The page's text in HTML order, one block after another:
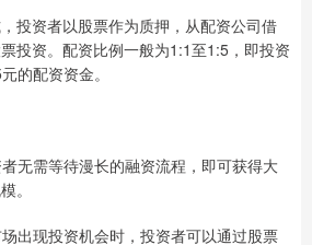
投资者以股票作为质押，从配资公司借
投资。配资比例一般为1:1至1:5，即投资
的配资资金。
无需等待漫长的融资流程，即可获得大
。
出现投资机会时，投资者可以通过股票